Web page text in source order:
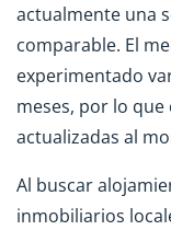
actualmente una
comparable. El
experimentado
meses, por lo
actualizadas al
Al buscar
inmobiliarios